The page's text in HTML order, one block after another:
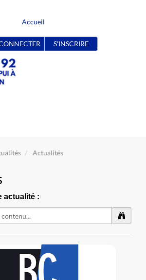
Accueil
S'INSCRIRE
Actualités
actualité :